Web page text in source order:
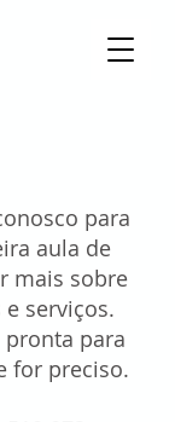
para
aula de
mais sobre
serviços.
pronta para
for preciso.